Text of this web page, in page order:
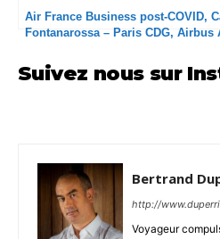
Air France Business post-COVID,
Fontanarossa – Paris CDG, Airbus
Suivez nous sur
Bertrand
http://
Voyageur